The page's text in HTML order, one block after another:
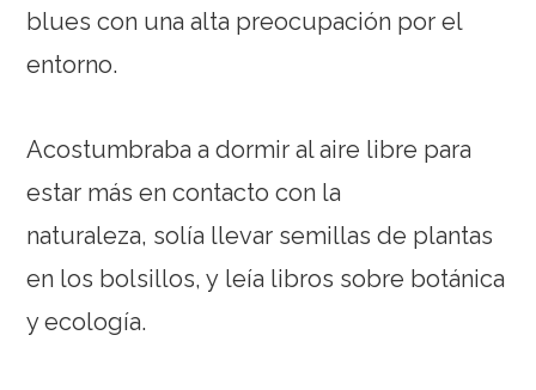
blues con una alta preocupación por el
entorno.
Acostumbraba a dormir al aire libre para
estar más en contacto con la
naturaleza, solía llevar semillas de plantas
en los bolsillos, y leía libros sobre botánica
y ecología.